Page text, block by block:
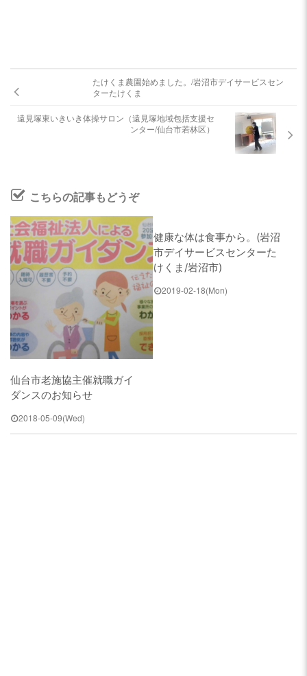
ケアハウス チアフル岩沼
地域密着型特別養護老人ホーム
お問合せ
たけくま農園始めました。/岩沼市デイサービスセン
ターたけくま
遠見塚東いきいき体操サロン（遠見塚地域包括支援セ
ンター/仙台市若林区）
こちらの記事もどうぞ
仙台市老施協主催就職ガイ
ダンスのお知らせ
2018-05-09(Wed)
健康な体は食事から。(岩沼
市デイサービスセンターた
けくま/岩沼市)
2019-02-18(Mon)